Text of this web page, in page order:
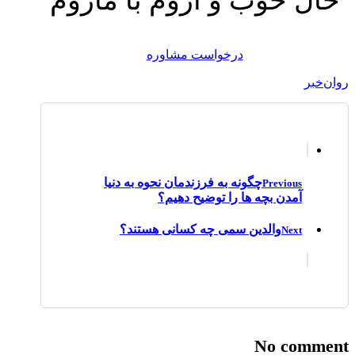
درخواست مشاوره
روان‌خبر
Previousچگونه به فرزندمان نحوه به دنیا
آمدن بچه ها را توضیح دهیم؟
Nextوالدین سمی چه کسانی هستند؟
No comment